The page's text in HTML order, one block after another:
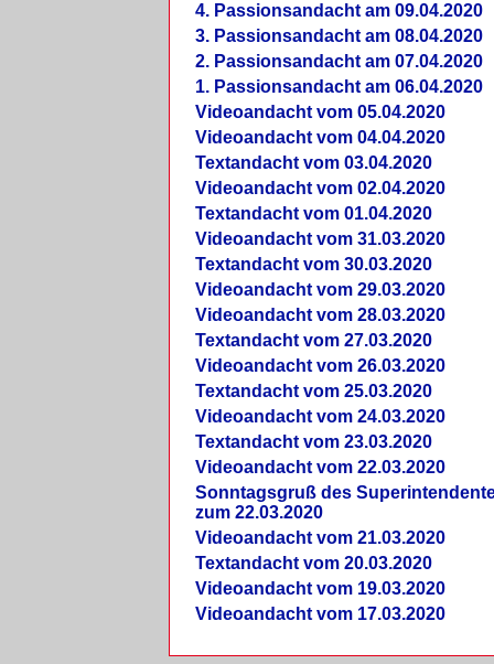
4. Passionsandacht am 09.04.2020
3. Passionsandacht am 08.04.2020
2. Passionsandacht am 07.04.2020
1. Passionsandacht am 06.04.2020
Videoandacht vom 05.04.2020
Videoandacht vom 04.04.2020
Textandacht vom 03.04.2020
Videoandacht vom 02.04.2020
Textandacht vom 01.04.2020
Videoandacht vom 31.03.2020
Textandacht vom 30.03.2020
Videoandacht vom 29.03.2020
Videoandacht vom 28.03.2020
Textandacht vom 27.03.2020
Videoandacht vom 26.03.2020
Textandacht vom 25.03.2020
Videoandacht vom 24.03.2020
Textandacht vom 23.03.2020
Videoandacht vom 22.03.2020
Sonntagsgruß des
zum 22.03.2020
Videoandacht vom 21.03.2020
Textandacht vom 20.03.2020
Videoandacht vom 19.03.2020
Videoandacht vom 17.03.2020